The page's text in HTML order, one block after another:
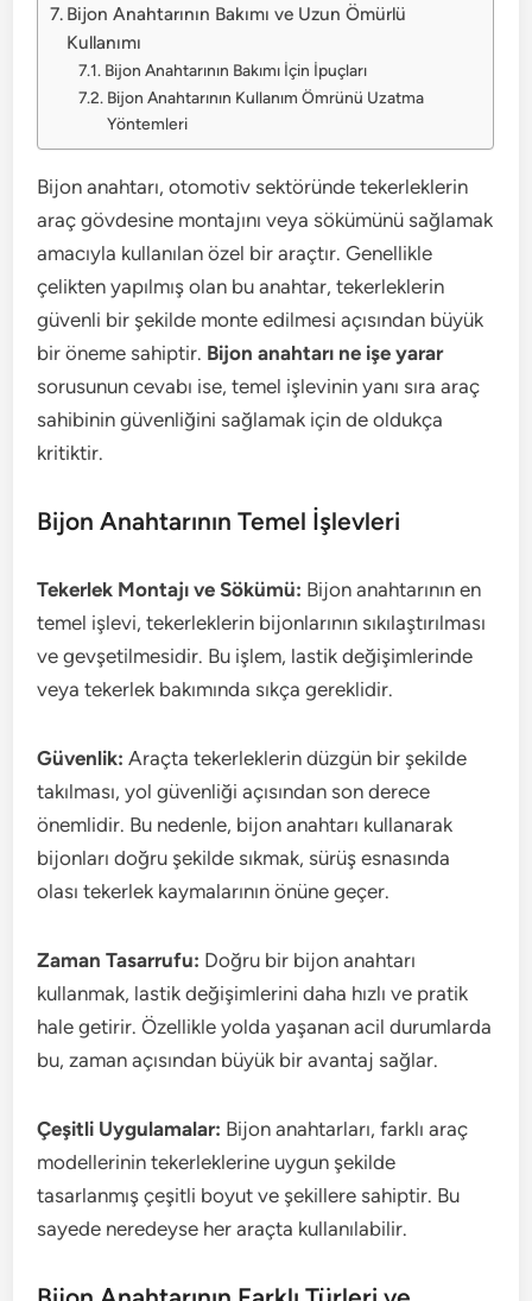
Bijon Anahtarının Bakımı ve Uzun Ömürlü
Kullanımı
Bijon Anahtarının Bakımı İçin İpuçları
Bijon Anahtarının Kullanım Ömrünü Uzatma
Yöntemleri
Bijon anahtarı, otomotiv sektöründe tekerleklerin
araç gövdesine montajını veya sökümünü sağlamak
amacıyla kullanılan özel bir araçtır. Genellikle
çelikten yapılmış olan bu anahtar, tekerleklerin
güvenli bir şekilde monte edilmesi açısından büyük
bir öneme sahiptir. Bijon anahtarı ne işe yarar
sorusunun cevabı ise, temel işlevinin yanı sıra araç
sahibinin güvenliğini sağlamak için de oldukça
kritiktir.
Bijon Anahtarının Temel İşlevleri
Tekerlek Montajı ve Sökümü: Bijon anahtarının en
temel işlevi, tekerleklerin bijonlarının sıkılaştırılması
ve gevşetilmesidir. Bu işlem, lastik değişimlerinde
veya tekerlek bakımında sıkça gereklidir.
Güvenlik: Araçta tekerleklerin düzgün bir şekilde
takılması, yol güvenliği açısından son derece
önemlidir. Bu nedenle, bijon anahtarı kullanarak
bijonları doğru şekilde sıkmak, sürüş esnasında
olası tekerlek kaymalarının önüne geçer.
Zaman Tasarrufu: Doğru bir bijon anahtarı
kullanmak, lastik değişimlerini daha hızlı ve pratik
hale getirir. Özellikle yolda yaşanan acil durumlarda
bu, zaman açısından büyük bir avantaj sağlar.
Çeşitli Uygulamalar: Bijon anahtarları, farklı araç
modellerinin tekerleklerine uygun şekilde
tasarlanmış çeşitli boyut ve şekillere sahiptir. Bu
sayede neredeyse her araçta kullanılabilir.